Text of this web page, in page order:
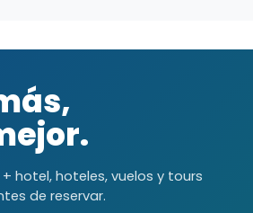
hotel, hoteles, vuelos y tours
de reservar.